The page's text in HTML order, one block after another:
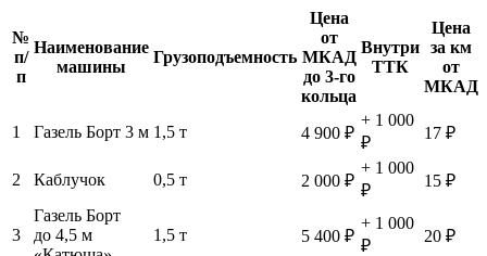
№
п/
п
Наименование
машины
Грузоподъемность
Цена
от
МКАД
до 3-го
кольца
Внутри
ТТК
Цена
за км
от
МКАД
1 Газель Борт 3 м 1,5 т 4 900 ₽
+ 1 000
₽
17 ₽
2 Каблучок 0,5 т 2 000 ₽
+ 1 000
₽
15 ₽
3
Газель Борт
до 4,5 м
1,5 т 5 400 ₽
+ 1 000
₽
20 ₽